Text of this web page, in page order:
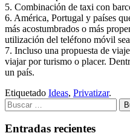
5. Combinación de taxi con
6. América, Portugal y países
más acostumbrados o más
utilización del teléfono móvil
7. Incluso una propuesta de
viajar por turismo o placer.
un país.
Etiquetado Ideas, Privatizar.
Buscar:
Entradas recientes